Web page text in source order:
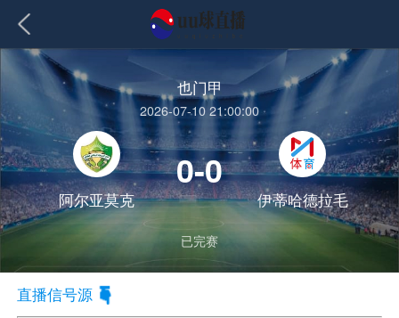
也门甲
2026-07-10 21:00:00
阿尔亚莫克
0-0
伊蒂哈德拉毛
已完赛
直播信号源